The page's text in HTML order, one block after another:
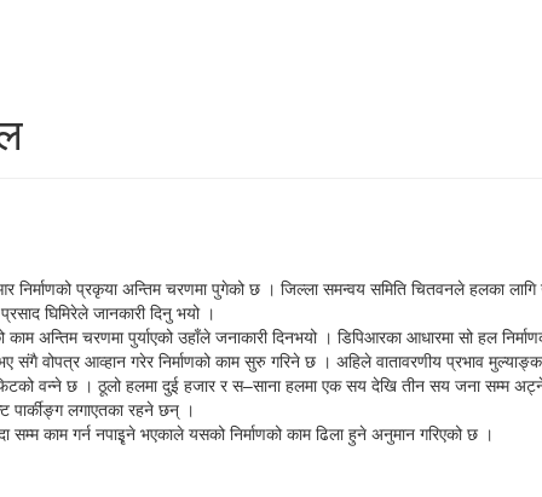
निर्माणको प्रकृया अन्तिम चरणमा पुगेको छ । जिल्ला समन्वय समिति चितवनले हलका लागि
घिमिरेले जानकारी दिनु भयो ।
काम अन्तिम चरणमा पुर्याएको उहाँले जनाकारी दिनभयो । डिपिआरका आधारमा सो हल
संगै वोपत्र आव्हान गरेर निर्माणको काम सुरु गरिने छ । अहिले वातावरणीय प्रभाव
वन्ने छ । ठूलो हलमा दुई हजार र स–साना हलमा एक सय देखि तीन सय जना सम्म
पार्कीङ्ग लगाएतका रहने छन् ।
सम्म काम गर्न नपाइृने भएकाले यसको निर्माणको काम ढिला हुने अनुमान गरिएको छ ।